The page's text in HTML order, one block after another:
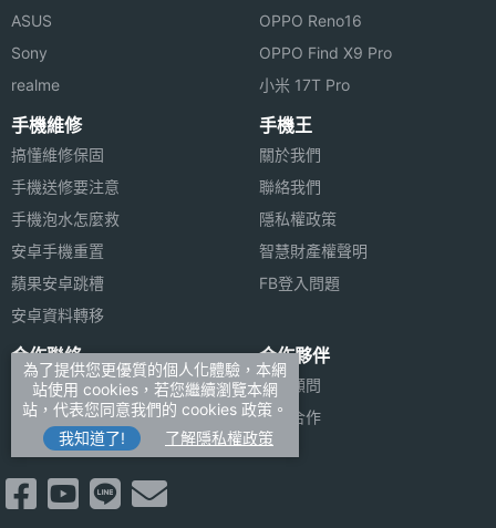
ASUS
Sony
realme
OPPO Reno16
OPPO Find X9 Pro
小米 17T Pro
手機維修
搞懂維修保固
手機送修要注意
手機泡水怎麼救
安卓手機重置
蘋果安卓跳槽
安卓資料轉移
手機王
關於我們
聯絡我們
隱私權政策
智慧財產權聲明
FB登入問題
合作聯絡
廣告刊登
加入商店報價
新聞聯絡
合作夥伴
法律顧問
媒體合作
為了提供您更優質的個人化體驗，本網
站使用 cookies，若您繼續瀏覽本網
站，代表您同意我們的 cookies 政策。
我知道了!
了解隱私權政策